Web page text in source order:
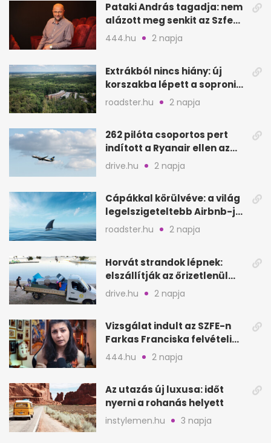
Pataki András tagadja: nem
alázott meg senkit az Szfe
felvételijén
444.hu 2 napja
Extrákból nincs hiány: új
korszakba lépett a soproni
Fagus Hotel
roadster.hu 2 napja
262 pilóta csoportos pert
indított a Ryanair ellen az
Egyesült Királyságban
drive.hu 2 napja
Cápákkal körülvéve: a világ
legelszigeteltebb Airbnb-je
a nyílt tengeren
roadster.hu 2 napja
Horvát strandok lépnek:
elszállítják az őrizetlenül
hagyott törölközőket
drive.hu 2 napja
Vizsgálat indult az SZFE-n
Farkas Franciska felvételi
videója után
444.hu 2 napja
Az utazás új luxusa: időt
nyerni a rohanás helyett
instylemen.hu 3 napja